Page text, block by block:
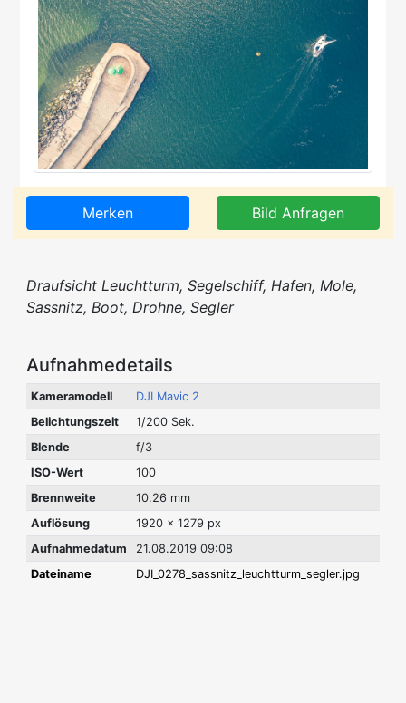
Merken Bild Anfragen
Draufsicht Leuchtturm, Segelschiff, Hafen, Mole,
Sassnitz, Boot, Drohne, Segler
Aufnahmedetails
Kameramodell
DJI Mavic 2
Belichtungszeit
1/200 Sek.
Blende
f/3
ISO-Wert
100
Brennweite
10.26 mm
Auflösung
1920 x 1279 px
Aufnahmedatum
21.08.2019 09:08
Dateiname
DJI_0278_sassnitz_leuchtturm_segler.jpg